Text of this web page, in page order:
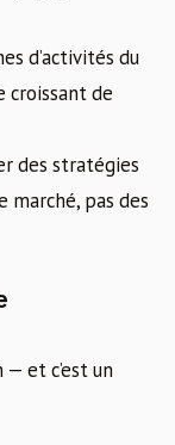
d’activités du
croissant de
des stratégies
pas des
et c’est un